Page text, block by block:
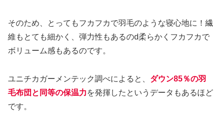
そのため、とってもフカフカで羽毛のような寝心地に！繊
維もとても細かく、弾力性もあるのd柔らかくフカフカで
ボリューム感もあるのです。
ユニチカガーメンテック調べによると、 ダウン85％の羽
毛布団と同等の保温力を発揮したというデータもあるほど
です。